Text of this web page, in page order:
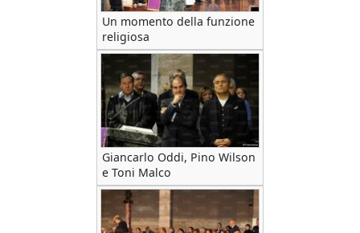
Un momento della funzione
religiosa
Giancarlo Oddi, Pino Wilson
e Toni Malco